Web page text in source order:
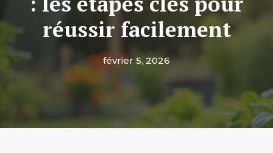
réussir facilement
février 5, 2026